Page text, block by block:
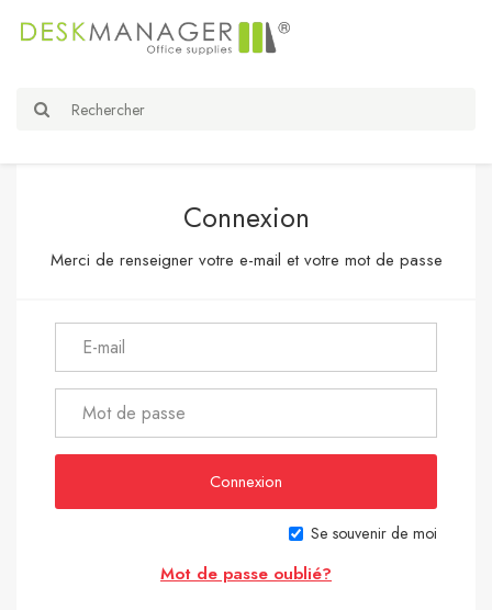
Connexion
Merci de renseigner votre e-mail et votre mot de passe
Connexion
Se souvenir de moi
Mot de passe oublié?